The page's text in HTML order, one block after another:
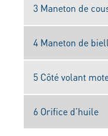
3 Maneton de
4 Maneton de
5 Côté volant
6 Orifice d’huile